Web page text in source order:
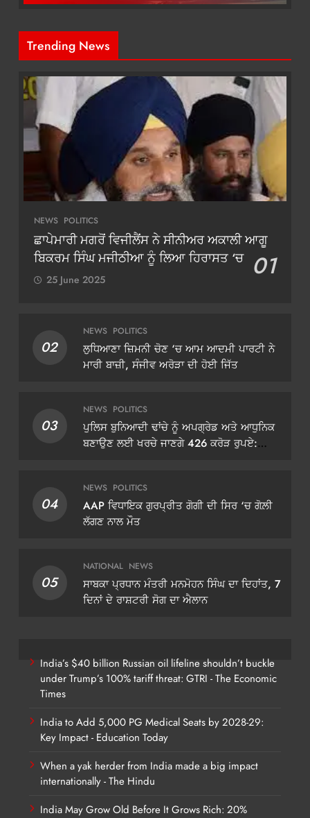
Trending News
NEWS POLITICS
ਛਾਪੇਮਾਰੀ ਮਗਰੋਂ ਵਿਜੀਲੈਂਸ ਨੇ ਸੀਨੀਅਰ ਅਕਾਲੀ ਆਗੂ
ਬਿਕਰਮ ਸਿੰਘ ਮਜੀਠੀਆ ਨੂੰ ਲਿਆ ਹਿਰਾਸਤ ‘ਚ 01
25 June 2025
02
NEWS POLITICS
ਲੁਧਿਆਣਾ ਜ਼ਿਮਨੀ ਚੋਣ ‘ਚ ਆਮ ਆਦਮੀ ਪਾਰਟੀ ਨੇ
ਮਾਰੀ ਬਾਜ਼ੀ, ਸੰਜੀਵ ਅਰੋੜਾ ਦੀ ਹੋਈ ਜਿੱਤ
03
NEWS POLITICS
ਪੁਲਿਸ ਬੁਨਿਆਦੀ ਢਾਂਚੇ ਨੂੰ ਅਪਗ੍ਰੇਡ ਅਤੇ ਆਧੁਨਿਕ
ਬਣਾਉਣ ਲਈ ਖਰਚੇ ਜਾਣਗੇ 426 ਕਰੋੜ ਰੁਪਏ:
04
NEWS POLITICS
AAP ਵਿਧਾਇਕ ਗੁਰਪ੍ਰੀਤ ਗੋਗੀ ਦੀ ਸਿਰ ‘ਚ ਗੋਲ਼ੀ
ਲੱਗਣ ਨਾਲ ਮੌਤ
05
NATIONAL NEWS
ਸਾਬਕਾ ਪ੍ਰਧਾਨ ਮੰਤਰੀ ਮਨਮੋਹਨ ਸਿੰਘ ਦਾ ਦਿਹਾਂਤ, 7
ਦਿਨਾਂ ਦੇ ਰਾਸ਼ਟਰੀ ਸੋਗ ਦਾ ਐਲਾਨ
India’s $40 billion Russian oil lifeline shouldn’t buckle
under Trump’s 100% tariff threat: GTRI - The Economic
Times
India to Add 5,000 PG Medical Seats by 2028-29:
Key Impact - Education Today
When a yak herder from India made a big impact
internationally - The Hindu
India May Grow Old Before It Grows Rich: 20%